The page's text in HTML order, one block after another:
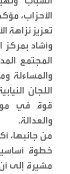
الأحزاب،
تعزيز نزاهة
وأشاد بمركز
المجتمع
والمساءلة
اللجان
قوة في
والعدالة.
من جانبها،
خطوة
مشيرة إلى